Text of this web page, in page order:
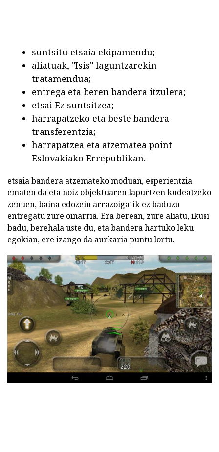
suntsitu etsaia ekipamendu;
aliatuak, "Isis" laguntzarekin
tratamendua;
entrega eta beren bandera itzulera;
etsai Ez suntsitzea;
harrapatzeko eta beste bandera
transferentzia;
harrapatzea eta atzematea point
Eslovakiako Errepublikan.
etsaia bandera atzemateko moduan, esperientzia
ematen da eta noiz objektuaren lapurtzen kudeatzeko
zenuen, baina edozein arrazoigatik ez baduzu
entregatu zure oinarria. Era berean, zure aliatu, ikusi
badu, berehala uste du, eta bandera hartuko leku
egokian, ere izango da aurkaria puntu lortu.